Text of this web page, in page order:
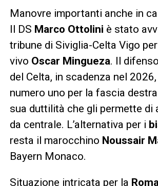
Manovre importanti anche in
Il DS Marco Ottolini è stato
tribune di Siviglia-Celta Vigo
vivo Oscar Mingueza. Il
del Celta, in scadenza nel
numero uno per la fascia
sua duttilità che gli permette di
da centrale. L’alternativa per i
resta il marocchino Noussair
Bayern Monaco.
Situazione intricata per la Roma